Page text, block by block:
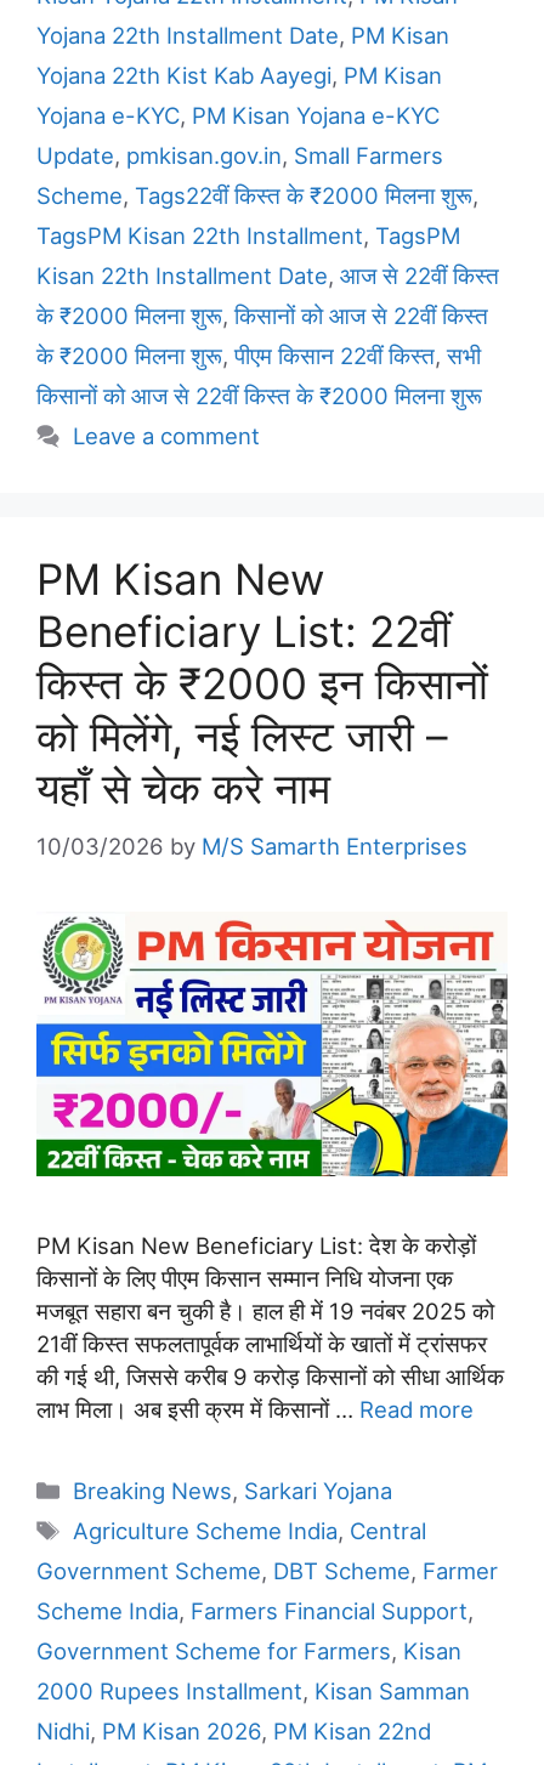
Yojana 22th Installment Date, PM Kisan
Yojana 22th Kist Kab Aayegi, PM Kisan
Yojana e-KYC, PM Kisan Yojana e-KYC
Update, pmkisan.gov.in, Small Farmers
Scheme, Tags22वीं किस्त के ₹2000 मिलना शुरू,
TagsPM Kisan 22th Installment, TagsPM
Kisan 22th Installment Date, आज से 22वीं किस्त
के ₹2000 मिलना शुरू,किसानों को आज से 22वीं किस्त
के ₹2000 मिलना शुरू,पीएम किसान 22वीं किस्त,सभी
किसानों को आज से 22वीं किस्त के ₹2000 मिलना शुरू
Leave a comment
PM Kisan New
Beneficiary List: 22वीं
किस्त के ₹2000 इन किसानों
को मिलेंगे, नई लिस्ट जारी –
यहाँ से चेक करे नाम
10/03/2026 by M/S Samarth Enterprises
PM Kisan New Beneficiary List: देश के करोड़ों
किसानों के लिए पीएम किसान सम्मान निधि योजना एक
मजबूत सहारा बन चुकी है। हाल ही में 19 नवंबर 2025 को
21वीं किस्त सफलतापूर्वक लाभार्थियों के खातों में ट्रांसफर
की गई थी, जिससे करीब 9 करोड़ किसानों को सीधा आर्थिक
लाभ मिला। अब इसी क्रम में किसानों … Read more
Categories
Breaking News, Sarkari Yojana
Tags
Agriculture Scheme India, Central
Government Scheme, DBT Scheme, Farmer
Scheme India, Farmers Financial Support,
Government Scheme for Farmers, Kisan
2000 Rupees Installment, Kisan Samman
Nidhi, PM Kisan 2026, PM Kisan 22nd